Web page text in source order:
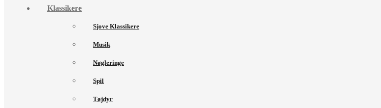
Klassikere
Sjove Klassikere
Musik
Nøgleringe
Spil
Tøjdyr